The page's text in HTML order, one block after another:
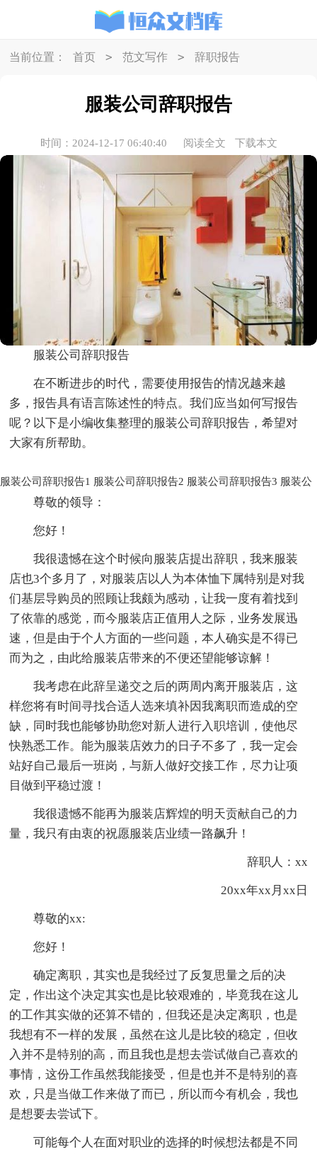
当前位置： 首页 > 范文写作 > 辞职报告
服装公司辞职报告
时间：2024-12-17 06:40:40 阅读全文 下载本文
服装公司辞职报告
在不断进步的时代，需要使用报告的情况越来越
多，报告具有语言陈述性的特点。我们应当如何写报告
呢？以下是小编收集整理的服装公司辞职报告，希望对
大家有所帮助。
服装公司辞职报告1
尊敬的领导：
您好！
我很遗憾在这个时候向服装店提出辞职，我来服装
店也3个多月了，对服装店以人为本体恤下属特别是对我
们基层导购员的照顾让我颇为感动，让我一度有着找到
了依靠的感觉，而今服装店正值用人之际，业务发展迅
速，但是由于个人方面的一些问题，本人确实是不得已
而为之，由此给服装店带来的不便还望能够谅解！
我考虑在此辞呈递交之后的两周内离开服装店，这
样您将有时间寻找合适人选来填补因我离职而造成的空
缺，同时我也能够协助您对新人进行入职培训，使他尽
快熟悉工作。能为服装店效力的日子不多了，我一定会
站好自己最后一班岗，与新人做好交接工作，尽力让项
目做到平稳过渡！
我很遗憾不能再为服装店辉煌的明天贡献自己的力
量，我只有由衷的祝愿服装店业绩一路飙升！
辞职人：xx
20xx年xx月xx日
服装公司辞职报告2
尊敬的xx:
您好！
确定离职，其实也是我经过了反复思量之后的决
定，作出这个决定其实也是比较艰难的，毕竟我在这儿
的工作其实做的还算不错的，但我还是决定离职，也是
我想有不一样的发展，虽然在这儿是比较的稳定，但收
入并不是特别的高，而且我也是想去尝试做自己喜欢的
事情，这份工作虽然我能接受，但是也并不是特别的喜
欢，只是当做工作来做了而已，所以而今有机会，我也
是想要去尝试下。
可能每个人在面对职业的选择的时候想法都是不同
服装公司辞职报告3 服装公